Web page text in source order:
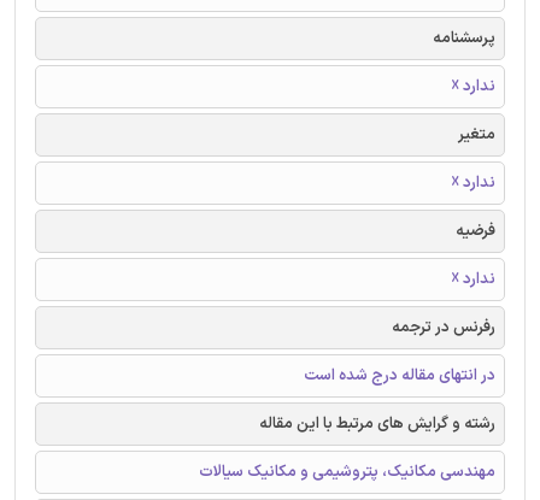
پرسشنامه
ندارد ☓
متغیر
ندارد ☓
فرضیه
ندارد ☓
رفرنس در ترجمه
در انتهای مقاله درج شده است
رشته و گرایش های مرتبط با این مقاله
مهندسی مکانیک، پتروشیمی و مکانیک سیالات